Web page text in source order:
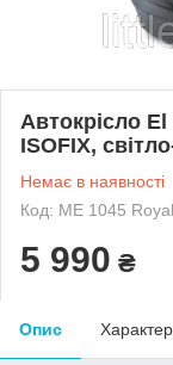
Автокрісло
ISOFIX,
Немає в наявності
Код: ME 1045
5 990 ₴
Опис